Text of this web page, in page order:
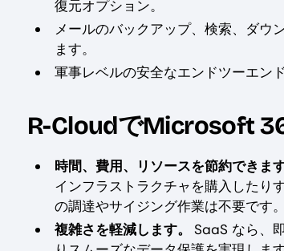
復元オプション。
メールのバックアップ、検索、ダウ
ます。
軍事レベルの安全なエンドツーエン
R-CloudでMicrosoft
時間、費用、リソースを節約できます
インフラストラクチャを購入したり
の調達やサイジング作業は不要です。
複雑さを軽減します。 SaaS なら、